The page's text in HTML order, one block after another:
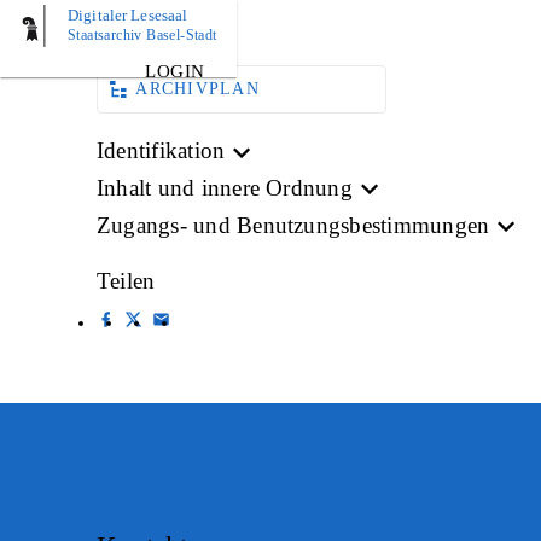
Digitaler Lesesaal
Staatsarchiv Basel-Stadt
LOGIN
BILD
ARCHIVPLAN
Identifikation
Inhalt und innere Ordnung
Zugangs- und Benutzungsbestimmungen
Teilen